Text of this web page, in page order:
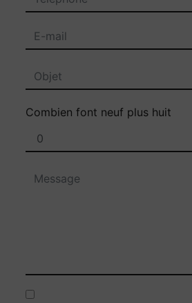
Combien font neuf plus huit